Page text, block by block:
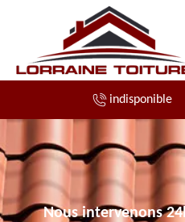
indisponible
Nous intervenons